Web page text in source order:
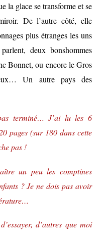
la glace se transforme et se
De l’autre côté, elle
plus étranges les uns
deux bonshommes
Bonnet, ou encore le Gros
Un autre pays des
terminé… J’ai lu les 6
pages (sur 180 dans cette
pas !
un peu les comptines
? Je ne dois pas avoir
d’autres que moi